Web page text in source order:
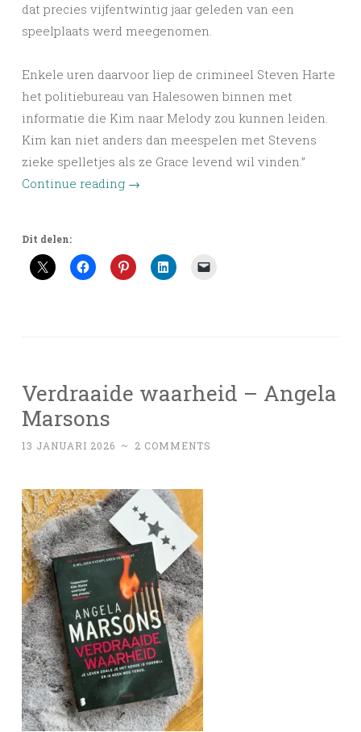
dat precies vijfentwintig jaar geleden van een
speelplaats werd meegenomen.
Enkele uren daarvoor liep de crimineel Steven Harte
het politiebureau van Halesowen binnen met
informatie die Kim naar Melody zou kunnen leiden.
Kim kan niet anders dan meespelen met Stevens
zieke spelletjes als ze Grace levend wil vinden.”
Continue reading →
Dit delen:
Verdraaide waarheid – Angela
Marsons
13 JANUARI 2026 ~ 2 COMMENTS